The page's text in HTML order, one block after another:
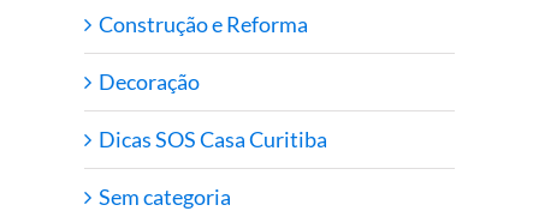
Construção e Reforma
Decoração
Dicas SOS Casa Curitiba
Sem categoria